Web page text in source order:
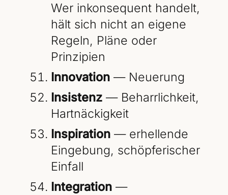
Wer inkonsequent handelt,
hält sich nicht an eigene
Regeln, Pläne oder
Prinzipien
Innovation— Neuerung
Insistenz— Beharrlichkeit,
Hartnäckigkeit
Inspiration— erhellende
Eingebung, schöpferischer
Einfall
Integration—